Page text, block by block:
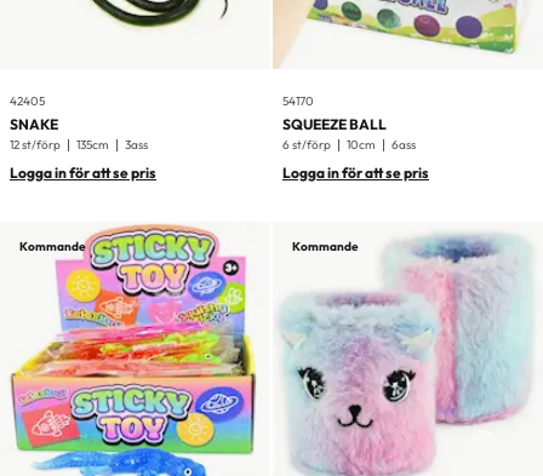
42405
SNAKE
12 st/förp 135cm 3ass
Logga in för att se pris
54170
SQUEEZE BALL
6 st/förp 10cm 6ass
Logga in för att se pris
Kommande Kommande